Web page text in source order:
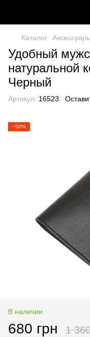
Каталог
Удобный
натуральной
Черный
Артикул: 16523
−50%
В наличии
680 грн 1